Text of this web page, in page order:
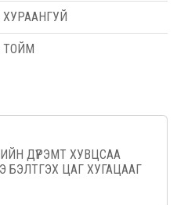
ДҮРЭМТ ХУВЦСАА
БЭЛТГЭХ ЦАГ ХУГАЦААГ